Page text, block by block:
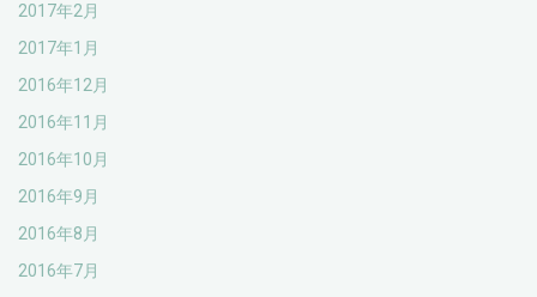
2017年2月
2017年1月
2016年12月
2016年11月
2016年10月
2016年9月
2016年8月
2016年7月